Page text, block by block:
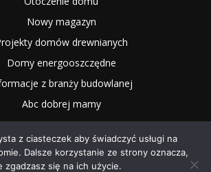
Nowy magazyn
domów drewnianych
Domy energooszczędne
z branży budowlanej
Abc dobrej mamy
z ciasteczek aby świadczyć usługi na
Dalsze korzystanie ze strony oznacza,
zgadzasz się na ich użycie.